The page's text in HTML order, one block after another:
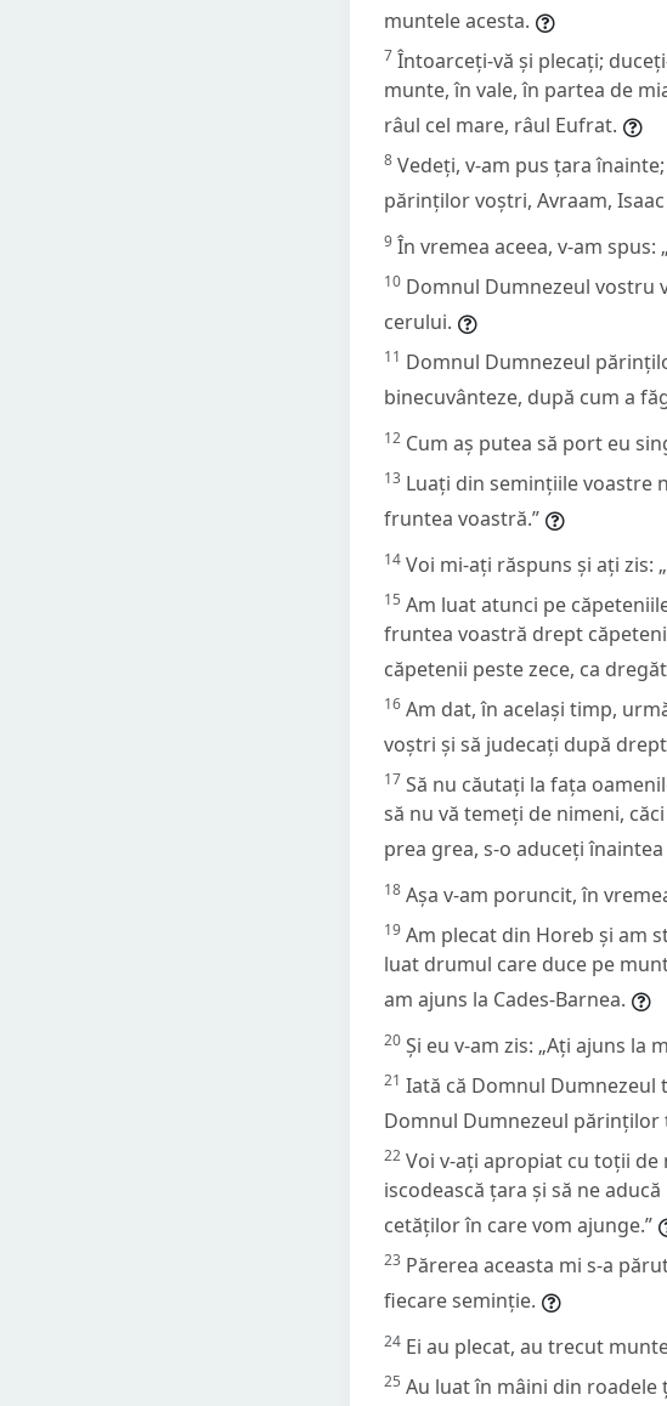
muntele acesta.
7 Întoarceți-vă și plecați;
munte, în vale, în partea de
râul cel mare, râul Eufrat.
8 Vedeți, v-am pus țara
părinților voștri, Avraam,
9 În vremea aceea, v-am
10 Domnul Dumnezeul vostru
cerului.
11 Domnul Dumnezeul
binecuvânteze, după cum a
12 Cum aș putea să port eu
13 Luați din semințiile voastre
fruntea voastră.”
14 Voi mi-ați răspuns și ați zis:
15 Am luat atunci pe
fruntea voastră drept
căpetenii peste zece, ca
16 Am dat, în același timp,
voștri și să judecați după
17 Să nu căutați la fața
să nu vă temeți de nimeni,
prea grea, s-o aduceți înaintea
18 Așa v-am poruncit, în
19 Am plecat din Horeb și am
luat drumul care duce pe
am ajuns la Cades-Barnea.
20 Și eu v-am zis: „Ați ajuns
21 Iată că Domnul Dumnezeul
Domnul Dumnezeul părinților
22 Voi v-ați apropiat cu toții de
iscodească țara și să ne
cetăților în care vom ajunge.”
23 Părerea aceasta mi s-a
fiecare seminție.
24 Ei au plecat, au trecut
25 Au luat în mâini din roadele